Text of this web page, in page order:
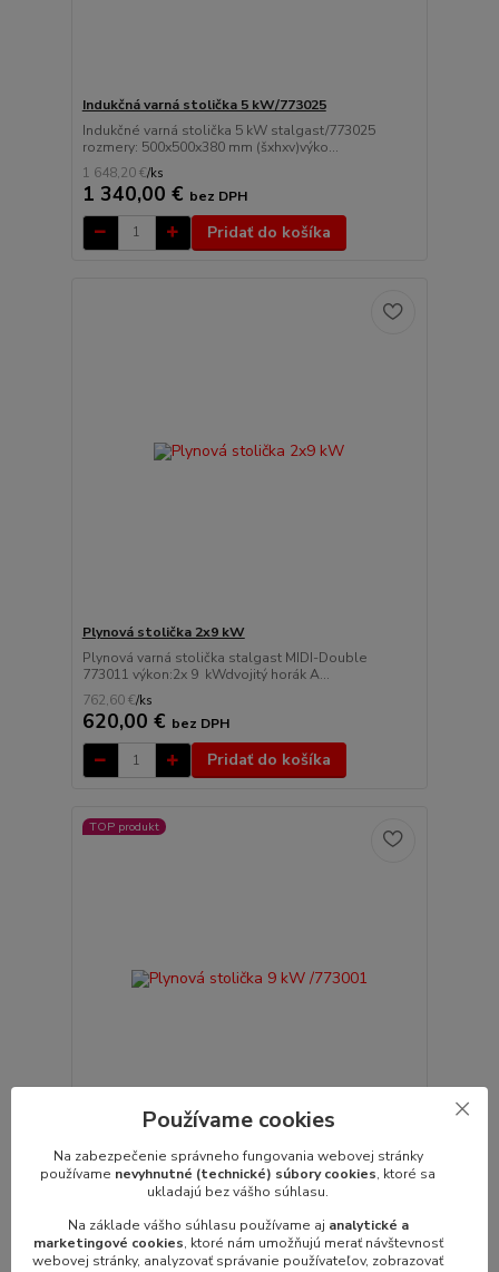
Indukčná varná stolička 5 kW/773025
Indukčné varná stolička 5 kW stalgast/773025
rozmery: 500x500x380 mm (šxhxv)výko...
1 648,20 €/ks
1 340,00 € bez DPH
Pridať do košíka
Plynová stolička 2x9 kW
Plynová varná stolička stalgast MIDI-Double
773011 výkon:2x 9 kWdvojitý horák A...
762,60 €/ks
620,00 € bez DPH
Pridať do košíka
TOP produkt
Plynová stolička 9 kW /773001
Plynová varná stolička stalgast MIDI 773001
rozmery: 580x580x380 mm (šxhxv)výkon...
393,60 €/ks
320,00 €bez DPH
Používame cookies
Na zabezpečenie správneho fungovania webovej stránky
používame nevyhnutné (technické) súbory cookies, ktoré sa
ukladajú bez vášho súhlasu.
Na základe vášho súhlasu používame aj analytické a
marketingové cookies, ktoré nám umožňujú merať návštevnosť
webovej stránky, analyzovať správanie používateľov, zobrazovať